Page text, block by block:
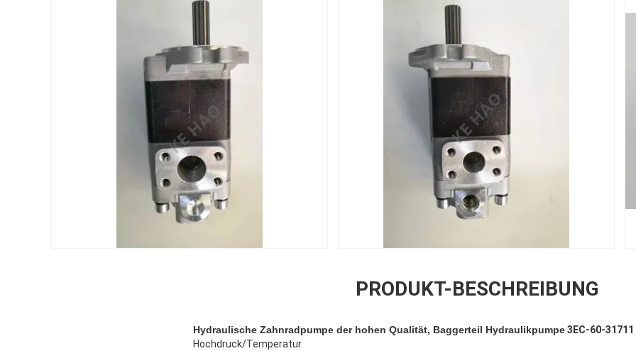
PRODUKT-BESCHREIBUNG
Hydraulische Zahnradpumpe der hohen Qualität, Baggerteil Hydraulikpumpe3EC-60-
Hochdruck/Temperatur